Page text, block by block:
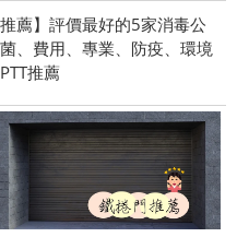
推薦】評價最好的5家消毒公
、費用、專業、防疫、環境
推薦